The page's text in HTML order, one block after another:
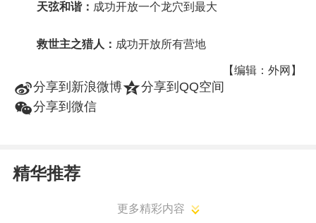
天弦和谐： 成功开放一个龙穴到最大
救世主之猎人： 成功开放所有营地
【编辑：外网】
t分享到新浪微博z分享到QQ空间
w分享到微信
精华推荐
更多精彩内容